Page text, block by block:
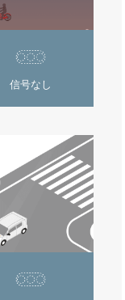
信号なし